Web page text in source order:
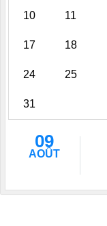
10 11
17 18
24 25
31
09
AOÛT